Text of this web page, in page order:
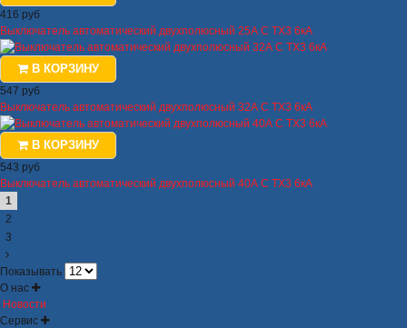
416 руб
Выключатель автоматический двухполюсный 25А C TX3 6кА
В КОРЗИНУ
547 руб
Выключатель автоматический двухполюсный 32А C TX3 6кА
В КОРЗИНУ
543 руб
Выключатель автоматический двухполюсный 40А C TX3 6кА
1
2
3
Показывать
О нас
Новости
Сервис